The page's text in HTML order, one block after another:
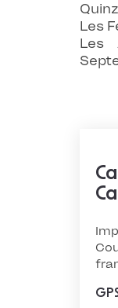
Les
Les